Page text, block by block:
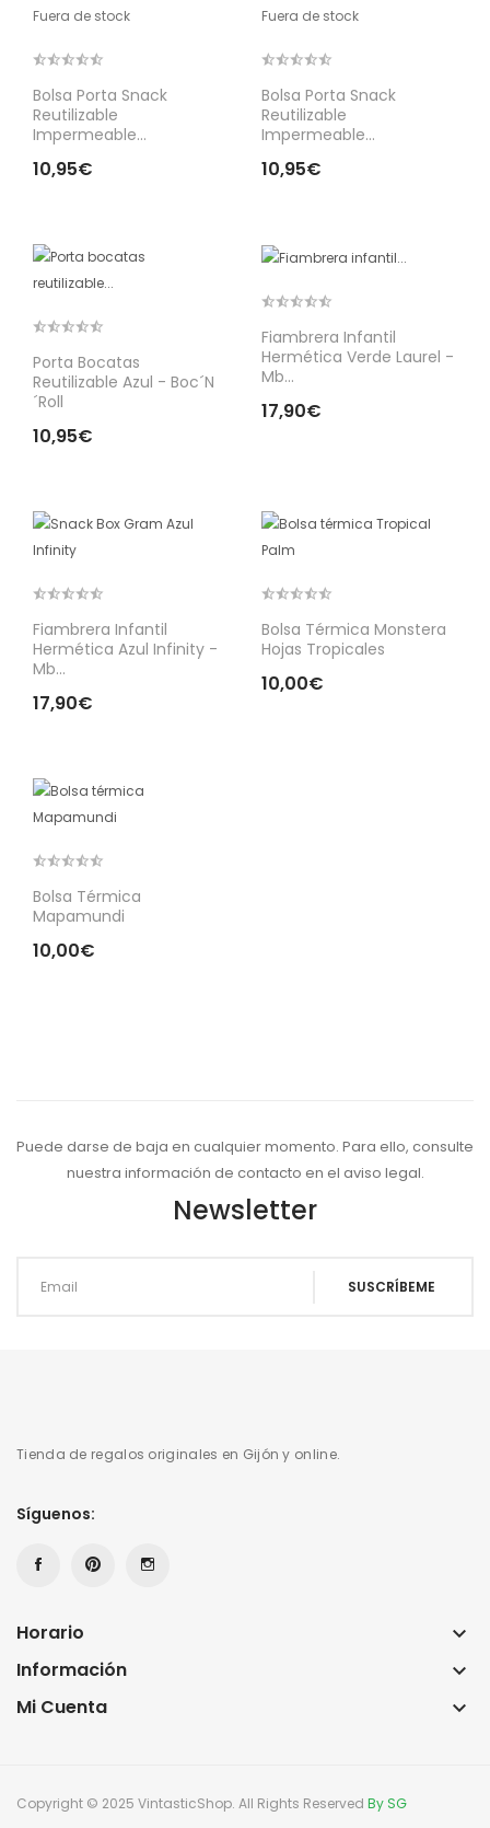
Fuera de stock
Bolsa Porta Snack
Reutilizable
Impermeable...
10,95€
Fuera de stock
Bolsa Porta Snack
Reutilizable
Impermeable...
10,95€
Porta Bocatas
Reutilizable Azul - Boc´n
´roll
10,95€
Fiambrera Infantil
Hermética Verde Laurel -
Mb...
17,90€
Fiambrera Infantil
Hermética Azul Infinity -
Mb...
17,90€
Bolsa Térmica Monstera
Hojas Tropicales
10,00€
Bolsa Térmica
Mapamundi
10,00€
Puede darse de baja en cualquier momento. Para ello, consulte
nuestra información de contacto en el aviso legal.
Newsletter
Tienda de regalos originales en Gijón y online.
Síguenos:
Horario keyboard_arrow_down
Información keyboard_arrow_down
Mi Cuenta keyboard_arrow_down
Copyright © 2025 VintasticShop. All Rights Reserved By SG